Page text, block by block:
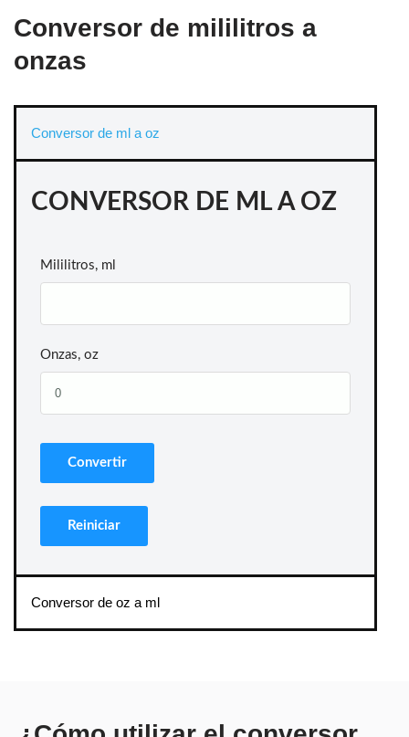
Conversor de mililitros a
onzas
Conversor de ml a oz
CONVERSOR DE ML A OZ
Mililitros, ml
Onzas, oz
Conversor de oz a ml